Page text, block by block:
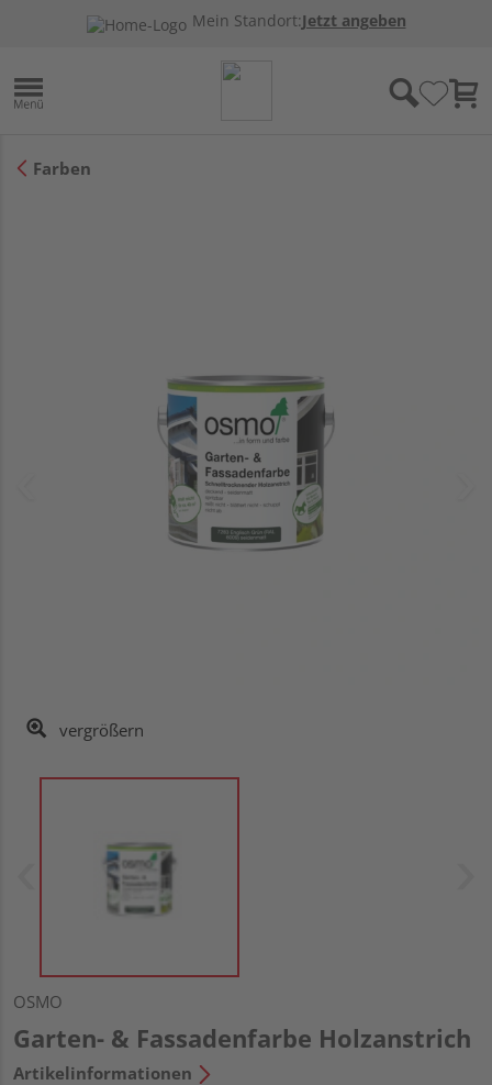
Mein Standort:Jetzt angeben
Farben
vergrößern
OSMO
Garten- & Fassadenfarbe Holzanstrich
Artikelinformationen